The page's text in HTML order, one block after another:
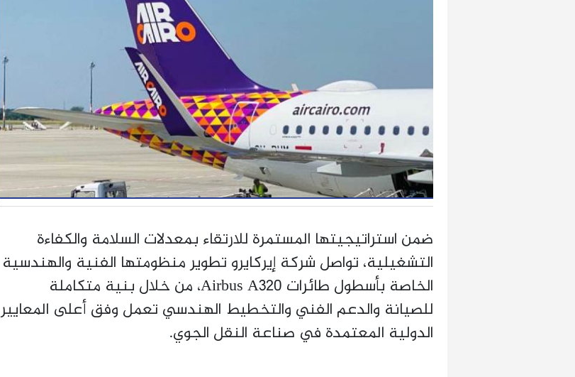
ضمن استراتيجيتها المستمرة للارتقاء بمعدلات السلامة والكفاءة
التشغيلية، تواصل شركة إيركايرو تطوير منظومتها الفنية والهندسية
الخاصة بأسطول طائرات Airbus A320، من خلال بنية متكاملة
للصيانة والدعم الفني والتخطيط الهندسي تعمل وفق أعلى المعايير
الدولية المعتمدة في صناعة النقل الجوي.